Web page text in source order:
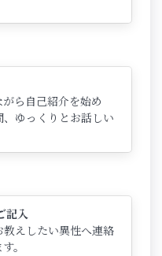
ら自己紹介を始め
ゆっくりとお話しい
記入
えしたい異性へ連絡
。